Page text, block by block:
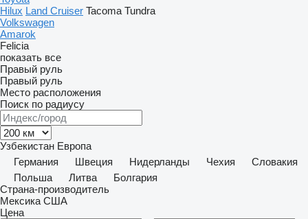
Hilux Land Cruiser Tacoma Tundra
Volkswagen
Amarok
Felicia
показать все
Правый руль
Правый руль
Место расположения
Поиск по радиусу
Узбекистан Европа
Германия
Швеция Нидерланды Чехия
Словакия
Польша
Литва
Болгария
Страна-производитель
Мексика США
Цена